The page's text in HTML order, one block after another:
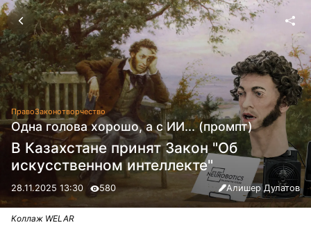
ПравоЗаконотворчество
Одна голова хорошо, а с ИИ... (промпт)
В Казахстане принят Закон "Об
искусственном интеллекте"
28.11.2025 13:30 580 Алишер Дулатов
Коллаж WELAR